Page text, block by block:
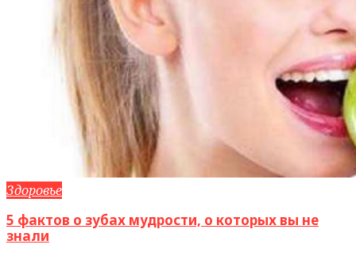
Здоровье
5 фактов о зубах мудрости, о которых вы не
знали